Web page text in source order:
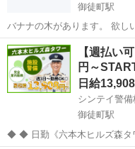
御徒町駅
バナナの木があります。 欲し
東京 台東区 御徒町駅
【週払い
円～
日給
御徒町駅
◆ ◆ 日勤《六本木ヒルズ森タワーでの施設警備》 駅チカ室内勤務で